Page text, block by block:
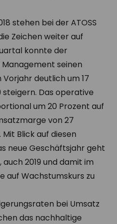
stehen bei der ATOSS
Zeichen weiter auf
konnte der
seinen
deutlich um 17
steigern. Das operative
um 20 Prozent auf
von 27
Blick auf diesen
neue Geschäftsjahr geht
2019 und damit im
auf Wachstumskurs zu
bei Umsatz
das nachhaltige